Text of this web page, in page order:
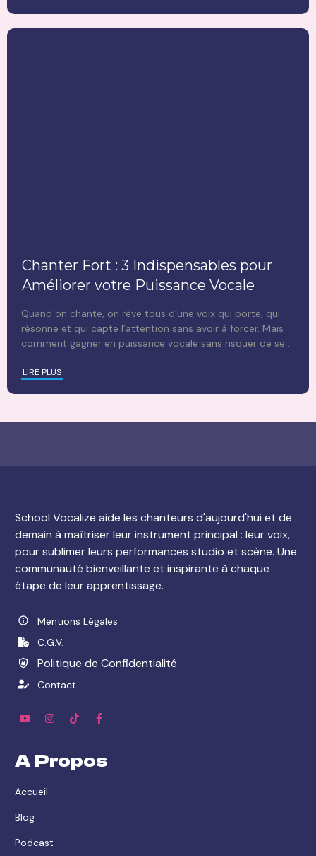
Chanter Fort : 3 Indispensables pour
Améliorer votre Puissance Vocale
Quand on chante, on rêve tous d’une voix qui porte, qui
résonne et qui capte l’attention sans avoir à forcer. Mais
comment gagner en puissance vocale sans risquer de se ...
LIRE PLUS
School Vocalize aide les chanteurs d'aujourd'hui et de
demain à maîtriser leur instrument principal : leur voix,
pour sublimer leurs performances studio et scène. Une
communauté bienveillante et inspirante à chaque
étape de leur apprentissage.
Mentions Légales
C.G.V.
Politique de Confidentialité
Contact
A Propos
Accueil
Blog
Podcast